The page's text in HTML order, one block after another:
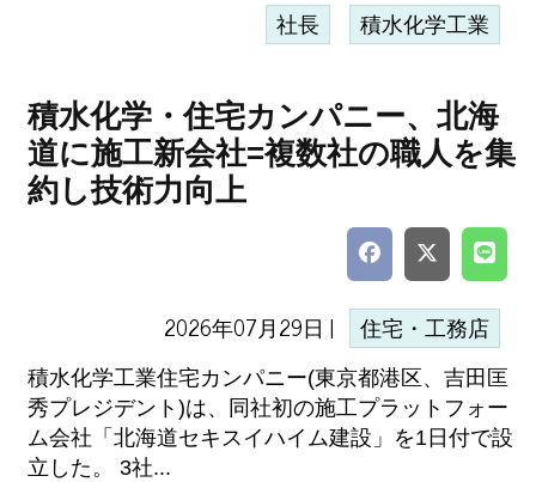
社長 積水化学工業
積水化学・住宅カンパニー、北海
道に施工新会社=複数社の職人を集
約し技術力向上
2026年07月29日 | 住宅・工務店
積水化学工業住宅カンパニー(東京都港区、吉田匡
秀プレジデント)は、同社初の施工プラットフォー
ム会社「北海道セキスイハイム建設」を1日付で設
立した。 3社...